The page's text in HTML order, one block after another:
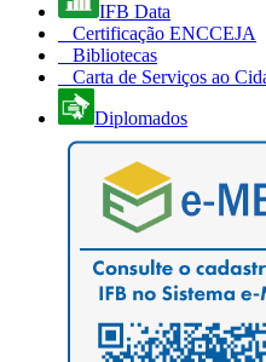
IFB Data
Certificação ENCCEJA
Bibliotecas
Carta de Serviços ao
Diplomados